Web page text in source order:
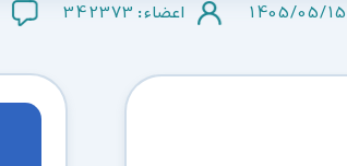
1405/05/15 اعضاء : 342373